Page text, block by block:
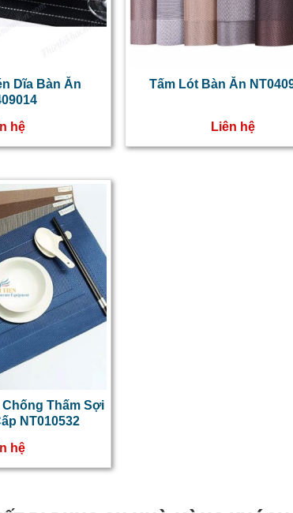
Dĩa Bàn Ăn
hệ
Tấm Lót Bàn Ăn
Liên hệ
Thấm Sợi
NT010532
hệ